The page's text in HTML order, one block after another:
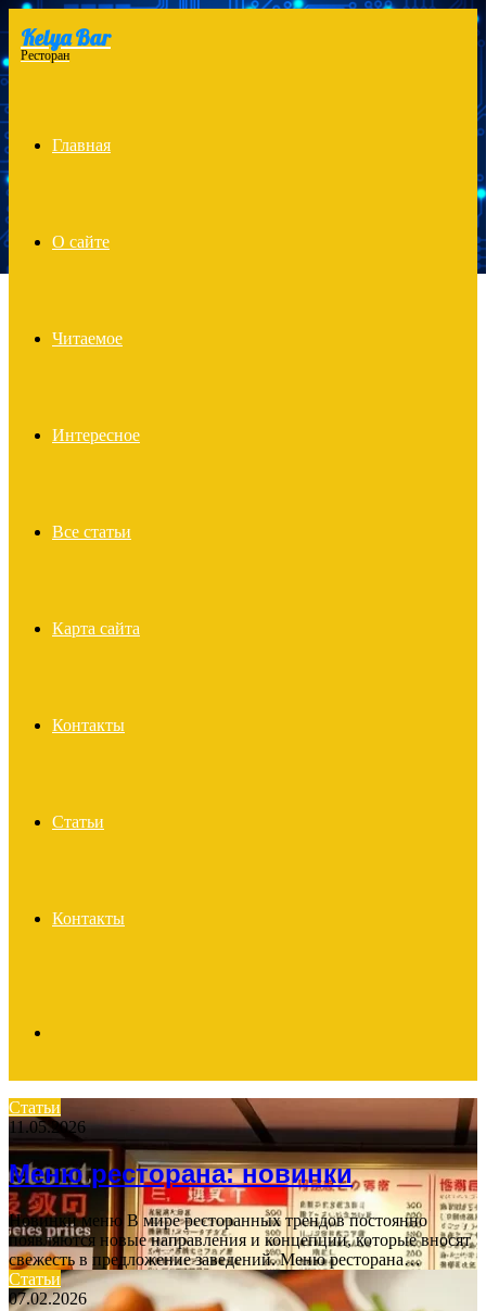
Menu
Kelya Bar
Ресторан
Главная
О сайте
Читаемое
Интересное
Все статьи
Карта сайта
Контакты
Статьи
Контакты
for
Статьи
11.05.2026
Меню ресторана: новинки
Новинки меню В мире ресторанных трендов постоянно
появляются новые направления и концепции, которые вносят
свежесть в предложение заведений. Меню ресторана…
Статьи
07.02.2026